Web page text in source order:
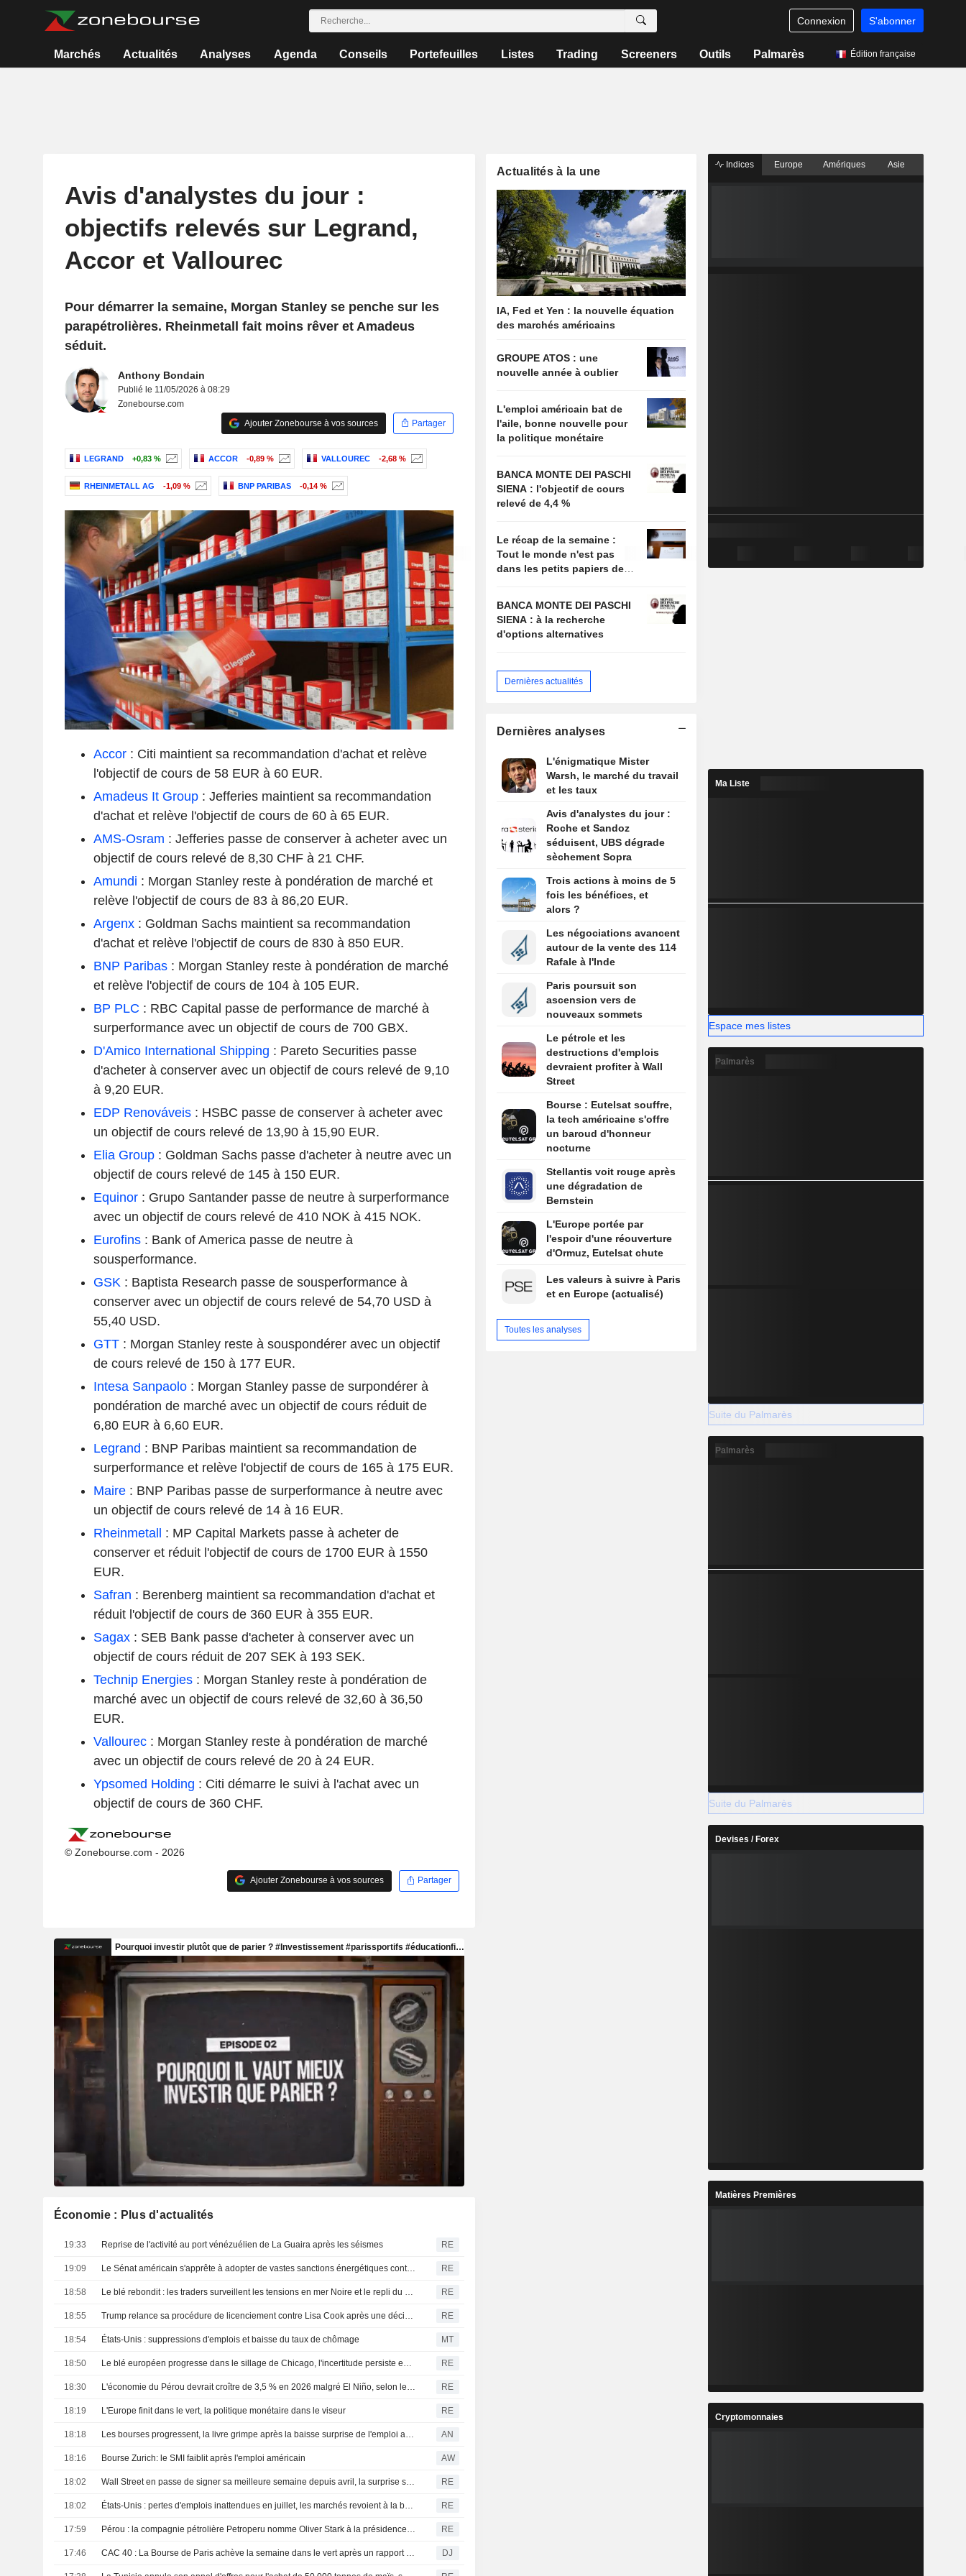
Connexion S'abonner
Marchés Actualités Analyses Agenda Conseils Portefeuilles Listes Trading Screeners Outils Palmarès Édition française
Avis d'analystes du jour :
objectifs relevés sur Legrand,
Accor et Vallourec
Pour démarrer la semaine, Morgan Stanley se penche sur les
parapétrolières. Rheinmetall fait moins rêver et Amadeus
séduit.
Anthony Bondain
Publié le 11/05/2026 à 08:29
Zonebourse.com
Ajouter Zonebourse à vos sources
Partager
LEGRAND +0,83 % ACCOR -0,89 % VALLOUREC -2,68 %
RHEINMETALL AG -1,09 % BNP PARIBAS -0,14 %
Accor: Citi maintient sa recommandation d'achat et relève
l'objectif de cours de 58 EUR à 60 EUR.
Amadeus It Group: Jefferies maintient sa recommandation
d'achat et relève l'objectif de cours de 60 à 65 EUR.
AMS-Osram : Jefferies passe de conserver à acheter avec un
objectif de cours relevé de 8,30 CHF à 21 CHF.
Amundi : Morgan Stanley reste à pondération de marché et
relève l'objectif de cours de 83 à 86,20 EUR.
Argenx: Goldman Sachs maintient sa recommandation
d'achat et relève l'objectif de cours de 830 à 850 EUR.
BNP Paribas: Morgan Stanley reste à pondération de marché
et relève l'objectif de cours de 104 à 105 EUR.
BP PLC : RBC Capital passe de performance de marché à
surperformance avec un objectif de cours de 700 GBX.
D'Amico International Shipping : Pareto Securities passe
d'acheter à conserver avec un objectif de cours relevé de 9,10
à 9,20 EUR.
EDP Renováveis: HSBC passe de conserver à acheter avec
un objectif de cours relevé de 13,90 à 15,90 EUR.
Elia Group: Goldman Sachs passe d'acheter à neutre avec un
objectif de cours relevé de 145 à 150 EUR.
Equinor: Grupo Santander passe de neutre à surperformance
avec un objectif de cours relevé de 410 NOK à 415 NOK.
Eurofins: Bank of America passe de neutre à
sousperformance.
GSK : Baptista Research passe de sousperformance à
conserver avec un objectif de cours relevé de 54,70 USD à
55,40 USD.
GTT: Morgan Stanley reste à souspondérer avec un objectif
de cours relevé de 150 à 177 EUR.
Intesa Sanpaolo: Morgan Stanley passe de surpondérer à
pondération de marché avec un objectif de cours réduit de
6,80 EUR à 6,60 EUR.
Legrand : BNP Paribas maintient sa recommandation de
surperformance et relève l'objectif de cours de 165 à 175 EUR.
Maire: BNP Paribas passe de surperformance à neutre avec
un objectif de cours relevé de 14 à 16 EUR.
Rheinmetall : MP Capital Markets passe à acheter de
conserver et réduit l'objectif de cours de 1700 EUR à 1550
EUR.
Safran : Berenberg maintient sa recommandation d'achat et
réduit l'objectif de cours de 360 EUR à 355 EUR.
Sagax: SEB Bank passe d'acheter à conserver avec un
objectif de cours réduit de 207 SEK à 193 SEK.
Technip Energies: Morgan Stanley reste à pondération de
marché avec un objectif de cours relevé de 32,60 à 36,50
EUR.
Vallourec: Morgan Stanley reste à pondération de marché
avec un objectif de cours relevé de 20 à 24 EUR.
Ypsomed Holding : Citi démarre le suivi à l'achat avec un
objectif de cours de 360 CHF.
© Zonebourse.com - 2026
Ajouter Zonebourse à vos sources Partager
Économie : Plus d'actualités
19:33 Reprise de l'activité au port vénézuélien de La Guaira après les séismes RE
19:09 Le Sénat américain s'apprête à adopter de vastes sanctions énergétiques contre la Russie RE
18:58 Le blé rebondit : les traders surveillent les tensions en mer Noire et le repli du dollar RE
18:55 Trump relance sa procédure de licenciement contre Lisa Cook après une décision de la Cour suprême - ABC News RE
18:54 États-Unis : suppressions d'emplois et baisse du taux de chômage MT
18:50 Le blé européen progresse dans le sillage de Chicago, l'incertitude persiste en mer Noire RE
18:30 L'économie du Pérou devrait croître de 3,5 % en 2026 malgré El Niño, selon le ministre RE
18:19 L'Europe finit dans le vert, la politique monétaire dans le viseur RE
18:18 Les bourses progressent, la livre grimpe après la baisse surprise de l'emploi aux États-Unis AN
18:16 Bourse Zurich: le SMI faiblit après l'emploi américain AW
18:02 Wall Street en passe de signer sa meilleure semaine depuis avril, la surprise sur l'emploi apaisant les craintes de hausse des taux RE
18:02 États-Unis : pertes d'emplois inattendues en juillet, les marchés revoient à la baisse les anticipations de hausse des taux RE
17:59 Pérou : la compagnie pétrolière Petroperu nomme Oliver Stark à la présidence du conseil d'administration RE
17:46 CAC 40 : La Bourse de Paris achève la semaine dans le vert après un rapport sur l'emploi US décevant DJ
Actualités à la une
IA, Fed et Yen : la nouvelle équation
des marchés américains
GROUPE ATOS : une
nouvelle année à oublier
L'emploi américain bat de
l'aile, bonne nouvelle pour
la politique monétaire
BANCA MONTE DEI PASCHI
SIENA : l'objectif de cours
relevé de 4,4 %
Le récap de la semaine :
Tout le monde n'est pas
dans les petits papiers de
BANCA MONTE DEI PASCHI
SIENA : à la recherche
d'options alternatives
Dernières actualités
Dernières analyses
L'énigmatique Mister
Warsh, le marché du travail
et les taux
Avis d'analystes du jour :
Roche et Sandoz
séduisent, UBS dégrade
sèchement Sopra
Trois actions à moins de 5
fois les bénéfices, et
alors ?
Les négociations avancent
autour de la vente des 114
Rafale à l'Inde
Paris poursuit son
ascension vers de
nouveaux sommets
Le pétrole et les
destructions d'emplois
devraient profiter à Wall
Street
Bourse : Eutelsat souffre,
la tech américaine s'offre
un baroud d'honneur
nocturne
Stellantis voit rouge après
une dégradation de
Bernstein
L'Europe portée par
l'espoir d'une réouverture
d'Ormuz, Eutelsat chute
Les valeurs à suivre à Paris
et en Europe (actualisé)
Toutes les analyses
Indices Europe Amériques Asie
Ma Liste
Espace mes listes
Palmarès
Suite du Palmarès
Palmarès
Suite du Palmarès
Devises / Forex
Matières Premières
Cryptomonnaies